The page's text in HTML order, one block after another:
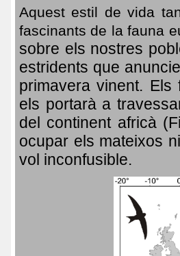
Aquest estil de vida
fascinants de la fauna
sobre els nostres
estridents que
primavera vinent. Els
els portarà a
del continent africà
ocupar els mateixos
vol inconfusible.